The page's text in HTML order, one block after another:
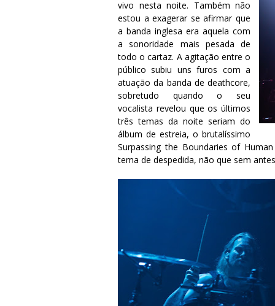
vivo nesta noite. Também não
estou a exagerar se afirmar que
a banda inglesa era aquela com
a sonoridade mais pesada de
todo o cartaz. A agitação entre o
público subiu uns furos com a
atuação da banda de deathcore,
sobretudo quando o seu
vocalista revelou que os últimos
três temas da noite seriam do
álbum de estreia, o brutalíssimo
Surpassing the Boundaries of
tema de despedida, não que sem